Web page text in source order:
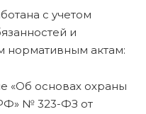
с учетом
и
нормативным актам:
«Об основах охраны
№ 323-ФЗ от